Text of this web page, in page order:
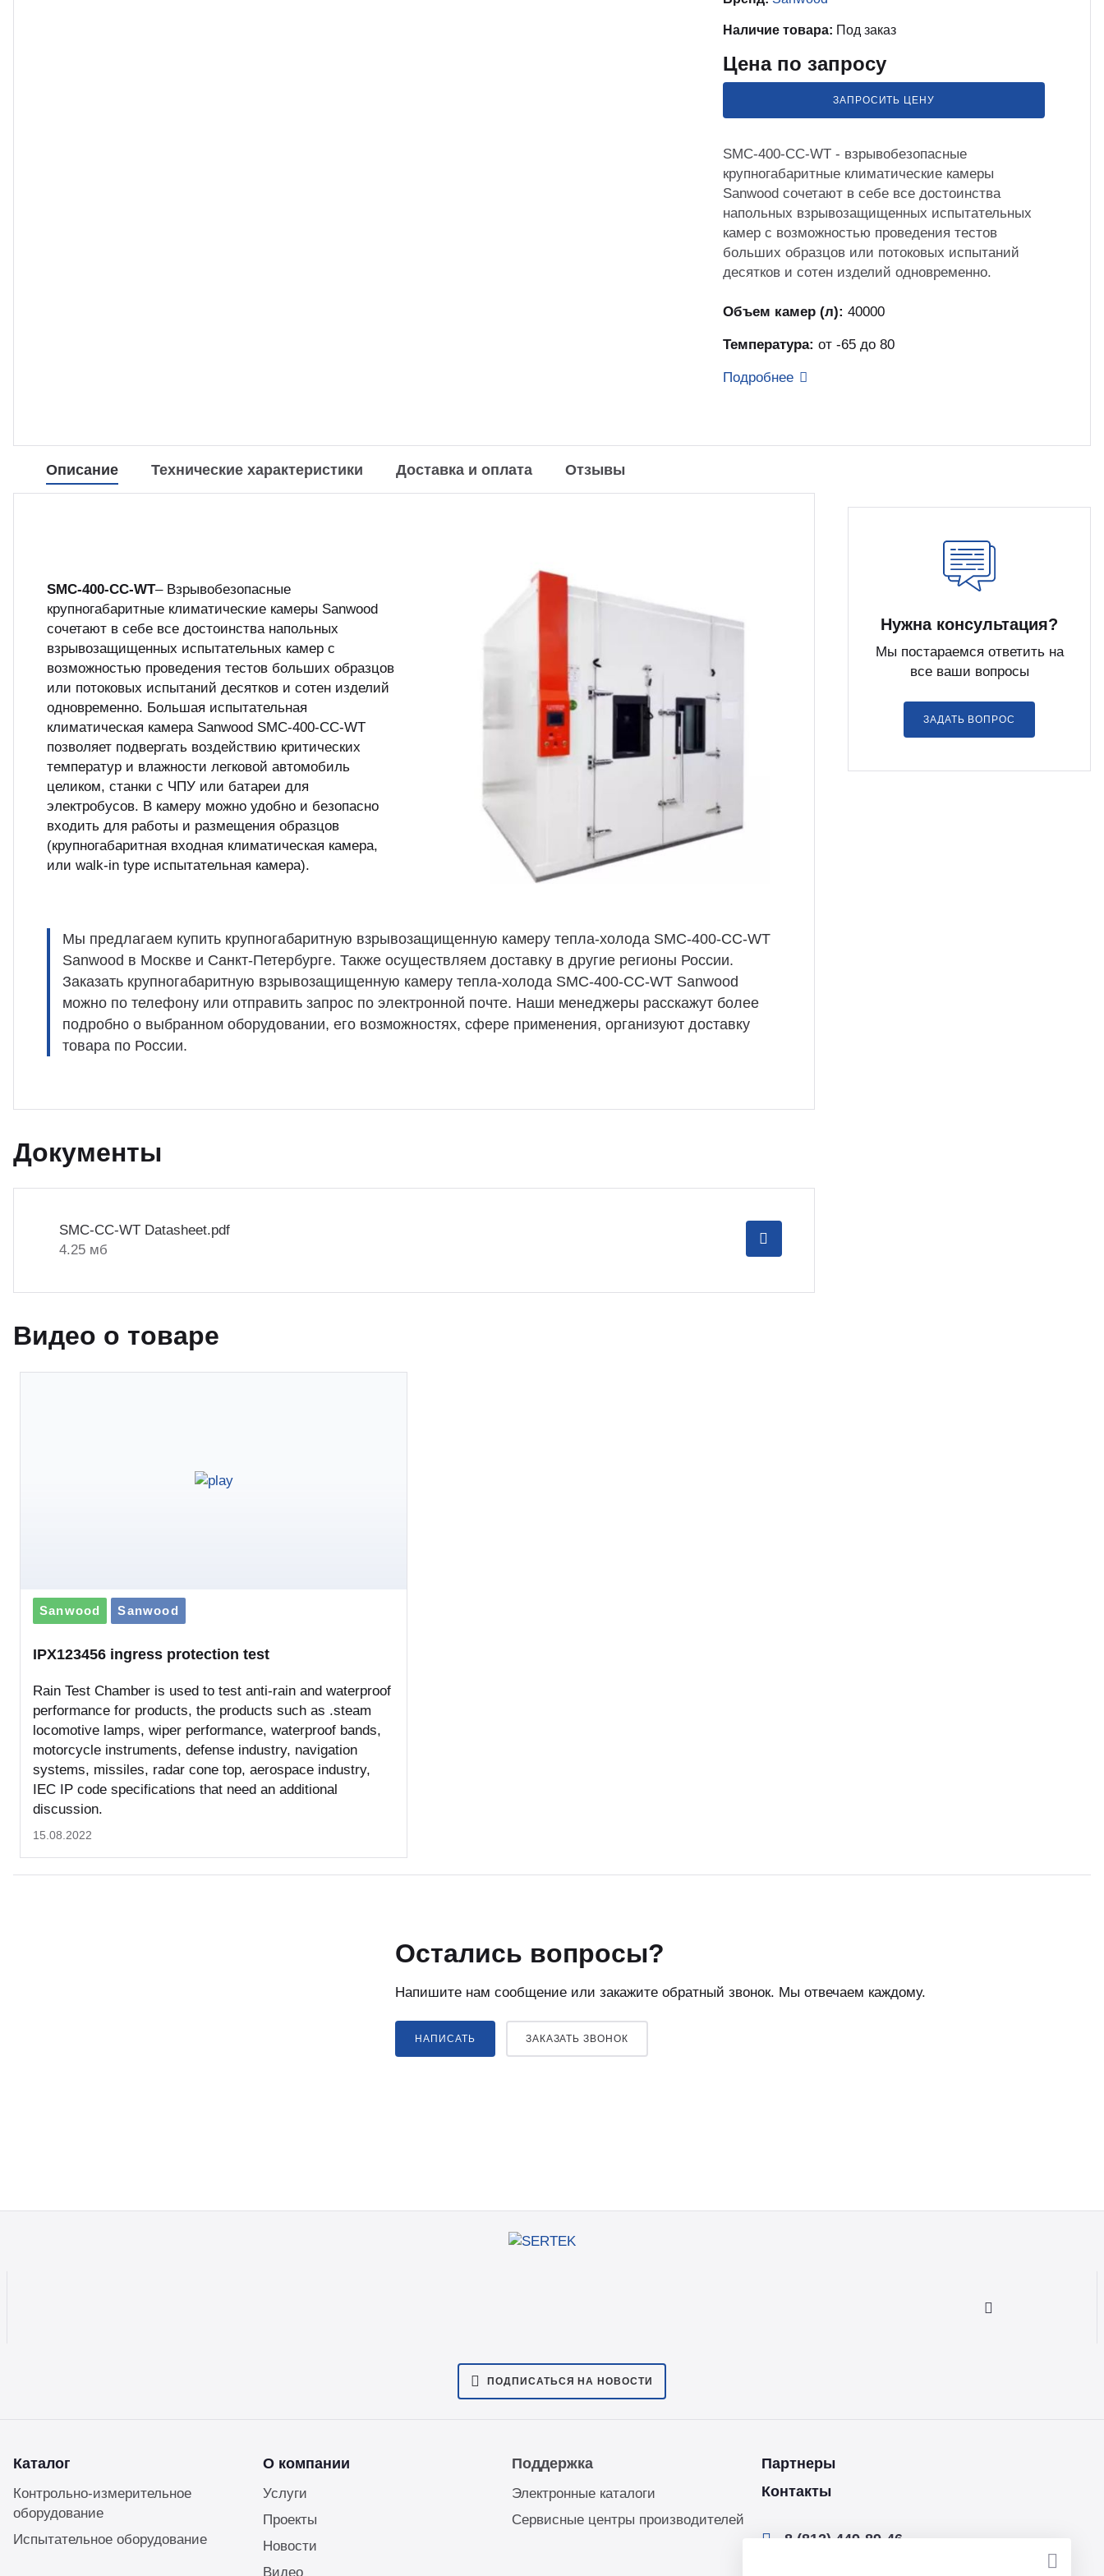
Наличие товара: Под заказ
Цена по запросу
ЗАПРОСИТЬ ЦЕНУ
SMC-400-CC-WT - взрывобезопасные
крупногабаритные климатические камеры
Sanwood сочетают в себе все достоинства
напольных взрывозащищенных испытательных
камер с возможностью проведения тестов
больших образцов или потоковых испытаний
десятков и сотен изделий одновременно.
Объем камер (л): 40000
Температура: от -65 до 80
Подробнее
Описание Технические характеристики Доставка и оплата Отзывы
SMC-400-CC-WT– Взрывобезопасные
крупногабаритные климатические камеры Sanwood
сочетают в себе все достоинства напольных
взрывозащищенных испытательных камер с
возможностью проведения тестов больших образцов
или потоковых испытаний десятков и сотен изделий
одновременно. Большая испытательная
климатическая камера Sanwood SMC-400-CC-WT
позволяет подвергать воздействию критических
температур и влажности легковой автомобиль
целиком, станки с ЧПУ или батареи для
электробусов. В камеру можно удобно и безопасно
входить для работы и размещения образцов
(крупногабаритная входная климатическая камера,
или walk-in type испытательная камера).
Мы предлагаем купить крупногабаритную взрывозащищенную камеру тепла-холода SMC-400-CC-WT
Sanwood в Москве и Санкт-Петербурге. Также осуществляем доставку в другие регионы России.
Заказать крупногабаритную взрывозащищенную камеру тепла-холода SMC-400-CC-WT Sanwood
можно по телефону или отправить запрос по электронной почте. Наши менеджеры расскажут более
подробно о выбранном оборудовании, его возможностях, сфере применения, организуют доставку
товара по России.
Документы
SMC-CC-WT Datasheet.pdf
4.25 мб
Видео о товаре
Sanwood Sanwood
IPX123456 ingress protection test
Rain Test Chamber is used to test anti-rain and waterproof
performance for products, the products such as .steam
locomotive lamps, wiper performance, waterproof bands,
motorcycle instruments, defense industry, navigation
systems, missiles, radar cone top, aerospace industry,
IEC IP code specifications that need an additional
discussion.
15.08.2022
Нужна консультация?
Мы постараемся ответить на
все ваши вопросы
ЗАДАТЬ ВОПРОС
Остались вопросы?
Напишите нам сообщение или закажите обратный звонок. Мы отвечаем каждому.
НАПИСАТЬ ЗАКАЗАТЬ ЗВОНОК
ПОДПИСАТЬСЯ НА НОВОСТИ
Каталог
Контрольно-измерительное
оборудование
Испытательное оборудование
О компании
Услуги
Проекты
Новости
Видео
Поддержка
Электронные каталоги
Сервисные центры производителей
Партнеры
Контакты
8 (812) 449-89-46